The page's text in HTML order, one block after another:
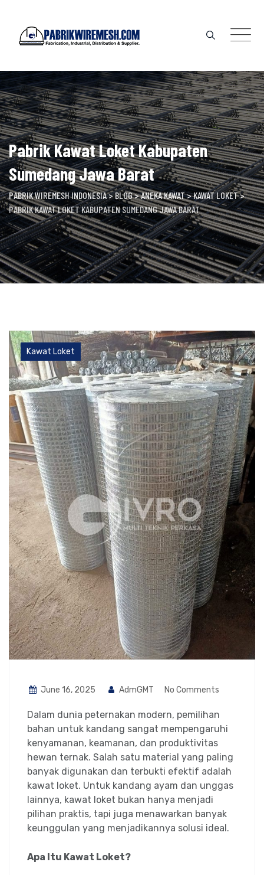
content
Pabrik Kawat Loket Kabupaten
Sumedang Jawa Barat
PABRIK WIREMESH INDONESIA>BLOG>ANEKA KAWAT>KAWAT LOKET>
PABRIK KAWAT LOKET KABUPATEN SUMEDANG JAWA BARAT
Kawat Loket
June 16, 2025 AdmGMT No Comments
Dalam dunia peternakan modern, pemilihan
bahan untuk kandang sangat mempengaruhi
kenyamanan, keamanan, dan produktivitas
hewan ternak. Salah satu material yang paling
banyak digunakan dan terbukti efektif adalah
kawat loket. Untuk kandang ayam dan unggas
lainnya, kawat loket bukan hanya menjadi
pilihan praktis, tapi juga menawarkan banyak
keunggulan yang menjadikannya solusi ideal.
Apa Itu Kawat Loket?